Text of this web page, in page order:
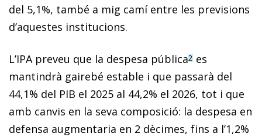
del 5,1%, també a mig camí entre les previsions
d’aquestes institucions.
L’IPA preveu que la despesa pública2 es
mantindrà gairebé estable i que passarà del
44,1% del PIB el 2025 al 44,2% el 2026, tot i que
amb canvis en la seva composició: la despesa en
defensa augmentaria en 2 dècimes, fins a l’1,2%